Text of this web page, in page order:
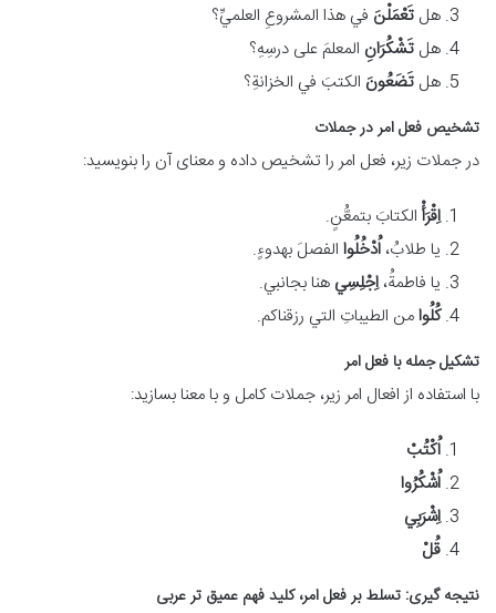
هل تَعْمَلْنَ في هذا المشروعِ العلميِّ؟
هل تَشْكُرَانِ المعلمَ علی درسِهِ؟
هل تَضَعُونَ الكتبَ في الخزانةِ؟
تشخیص فعل امر در جملات
در جملات زیر، فعل امر را تشخیص داده و معنای آن را بنویسید:
اِقْرَأْ الكتابَ بتمعُّنٍ.
يا طلابُ، اُدْخُلُوا الفصلَ بهدوءٍ.
يا فاطمةُ،اِجْلِسِي هنا بجانبي.
كُلُوامن الطيباتِ التي رزقناكم.
تشکیل جمله با فعل امر
با استفاده از افعال امر زیر، جملات کامل و با معنا بسازید:
اُكْتُبْ
اُشْكُرُوا
اِشْرَبِي
قُلْ
نتیجه گیری: تسلط بر فعل امر، کلید فهم عمیق تر عربی